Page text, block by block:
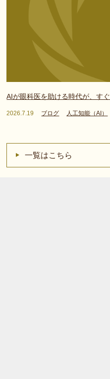
AIが眼科医を助ける時代が、す
2026.7.19 ブログ 人工知能（AI）
一覧はこちら